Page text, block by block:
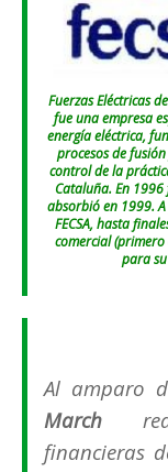
Fuerzas Eléctricas
fue una empresa
energía eléctrica,
procesos de
control de la
Cataluña. En
absorbió en 1999.
FECSA, hasta
comercial (primero
para
Al amparo
March
financieras